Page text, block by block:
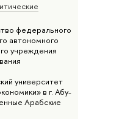
федерального
автономного
учреждения
университет
в г. Абу-
Арабские